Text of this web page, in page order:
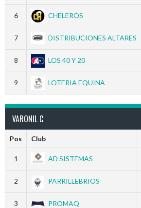
6 CHELEROS
7 DISTRIBUCIONES ALTARES
8 LOS 40 Y 20
9 LOTERIA EQUINA
VARONIL C
Pos Club
1 AD SISTEMAS
2 PARRILLEBRIOS
3 PROMAQ